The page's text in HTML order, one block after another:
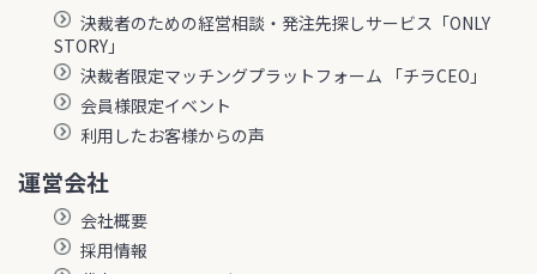
決裁者のための経営相談・発注先探しサービス「ONLY
STORY」
決裁者限定マッチングプラットフォーム 「チラCEO」
会員様限定イベント
利用したお客様からの声
運営会社
会社概要
採用情報